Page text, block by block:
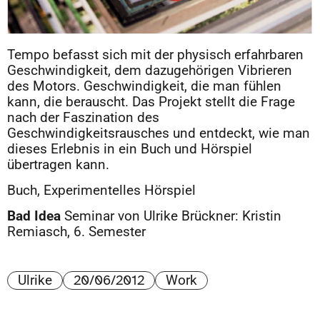
Tempo befasst sich mit der physisch erfahrbaren
Geschwindigkeit, dem dazugehörigen Vibrieren
des Motors. Geschwindigkeit, die man fühlen
kann, die berauscht. Das Projekt stellt die Frage
nach der Faszination des
Geschwindigkeitsrausches und entdeckt, wie man
dieses Erlebnis in ein Buch und Hörspiel
übertragen kann.
Buch, Experimentelles Hörspiel
Bad Idea Seminar von Ulrike Brückner: Kristin
Remiasch, 6. Semester
Ulrike 20/06/2012 Work